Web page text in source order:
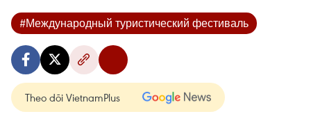
#Международный туристический фестиваль
Theo dõi VietnamPlus